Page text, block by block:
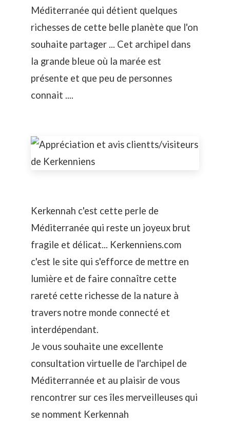
Méditerranée qui détient quelques
richesses de cette belle planète que l'on
souhaite partager ... Cet archipel dans
la grande bleue où la marée est
présente et que peu de personnes
connait ....
Kerkennah c'est cette perle de
Méditerranée qui reste un joyeux brut
fragile et délicat... Kerkenniens.com
c'est le site qui s'efforce de mettre en
lumière et de faire connaître cette
rareté cette richesse de la nature à
travers notre monde connecté et
interdépendant.
Je vous souhaite une excellente
consultation virtuelle de l'archipel de
Méditerrannée et au plaisir de vous
rencontrer sur ces îles merveilleuses qui
se nomment Kerkennah